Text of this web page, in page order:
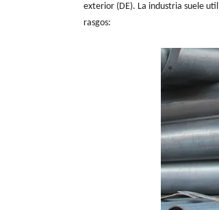
exterior (DE). La industria suele
rasgos: